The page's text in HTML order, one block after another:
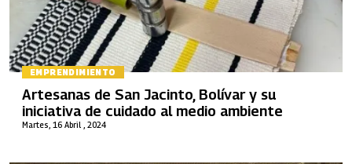
EMPRENDIMIENTO
Martes, 16 Abril , 2024
Artesanas de San Jacinto, Bolívar y su
iniciativa de cuidado al medio ambiente